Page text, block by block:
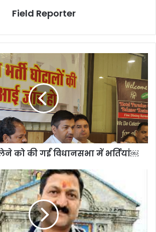
Field Reporter
को की गईं विधानसभा में भर्तियां￼